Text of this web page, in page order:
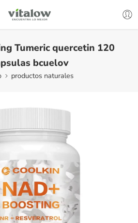
Tumeric quercetin 120
bcuelov
productos naturales